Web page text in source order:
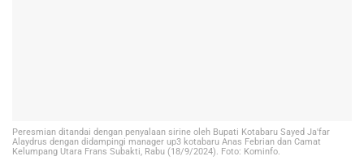
Peresmian ditandai dengan penyalaan sirine oleh Bupati Kotabaru Sayed Ja'far
Alaydrus dengan didampingi manager up3 kotabaru Anas Febrian dan Camat
Kelumpang Utara Frans Subakti, Rabu (18/9/2024). Foto: Kominfo.